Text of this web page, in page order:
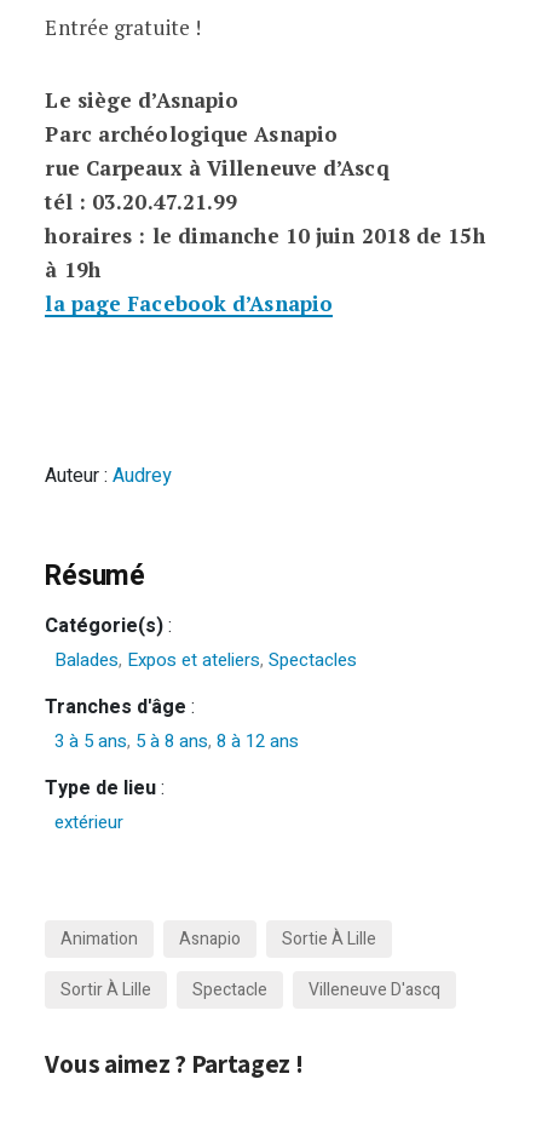
Entrée gratuite !
Le siège d’Asnapio
Parc archéologique Asnapio
rue Carpeaux à Villeneuve d’Ascq
tél : 03.20.47.21.99
horaires : le dimanche 10 juin 2018 de 15h
à 19h
la page Facebook d’Asnapio
Auteur :Audrey
Résumé
Catégorie(s):
Balades, Expos et ateliers,Spectacles
Tranches d'âge :
3 à 5 ans, 5 à 8 ans,8 à 12 ans
Type de lieu:
extérieur
Animation Asnapio
Sortie À Lille
Sortir À Lille
Spectacle Villeneuve D'ascq
Vous aimez ? Partagez !